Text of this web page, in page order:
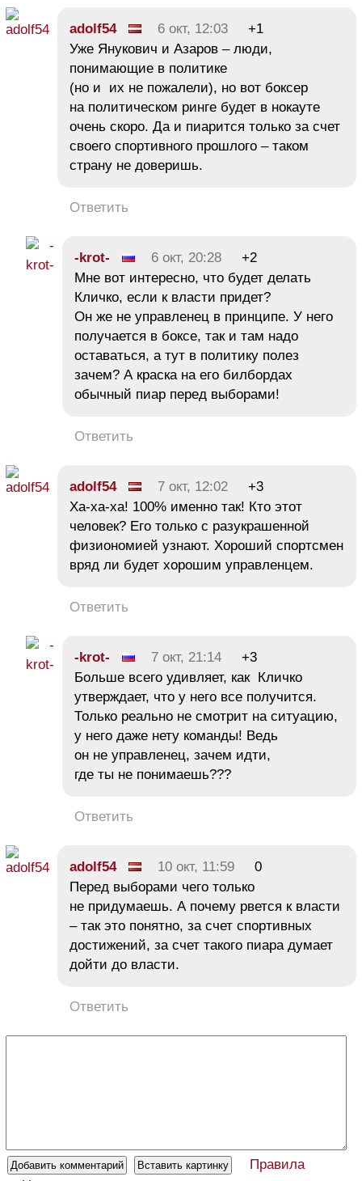
adolf54 6 окт, 12:03
+1
Уже Янукович и Азаров – люди,
понимающие в политике
(но и их не пожалели), но вот боксер
на политическом ринге будет в нокауте
очень скоро. Да и пиарится только за счет
своего спортивного прошлого – таком
страну не доверишь.
Ответить
-krot- 6 окт, 20:28
+2
Мне вот интересно, что будет делать
Кличко, если к власти придет?
Он же не управленец в принципе. У него
получается в боксе, так и там надо
оставаться, а тут в политику полез
зачем? А краска на его билбордах
обычный пиар перед выборами!
Ответить
adolf54 7 окт, 12:02
+3
Ха-ха-ха! 100% именно так! Кто этот
человек? Его только с разукрашенной
физиономией узнают. Хороший спортсмен
вряд ли будет хорошим управленцем.
Ответить
-krot- 7 окт, 21:14
+3
Больше всего удивляет, как Кличко
утверждает, что у него все получится.
Только реально не смотрит на ситуацию,
у него даже нету команды! Ведь
он не управленец, зачем идти,
где ты не понимаешь???
Ответить
adolf54 10 окт, 11:59
0
Перед выборами чего только
не придумаешь. А почему рвется к власти
– так это понятно, за счет спортивных
достижений, за счет такого пиара думает
дойти до власти.
Ответить
Правила